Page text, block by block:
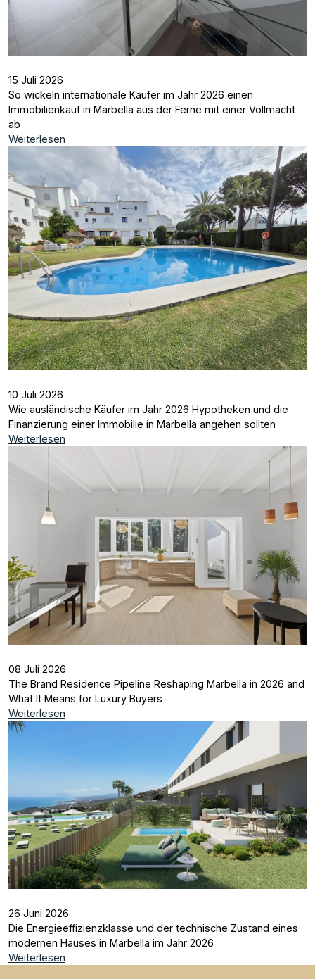
15 Juli 2026
So wickeln internationale Käufer im Jahr 2026 einen
Immobilienkauf in Marbella aus der Ferne mit einer Vollmacht
ab
Weiterlesen
10 Juli 2026
Wie ausländische Käufer im Jahr 2026 Hypotheken und die
Finanzierung einer Immobilie in Marbella angehen sollten
Weiterlesen
08 Juli 2026
The Brand Residence Pipeline Reshaping Marbella in 2026 and
What It Means for Luxury Buyers
Weiterlesen
26 Juni 2026
Die Energieeffizienzklasse und der technische Zustand eines
modernen Hauses in Marbella im Jahr 2026
Weiterlesen